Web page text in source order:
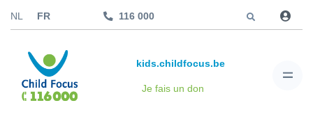
NL FR 116 000
kids.childfocus.be
Je fais un don